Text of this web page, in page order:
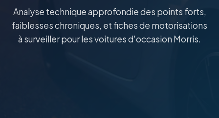
Analyse technique approfondie des points forts,
faiblesses chroniques, et fiches de motorisations
à surveiller pour les voitures d'occasion Morris.